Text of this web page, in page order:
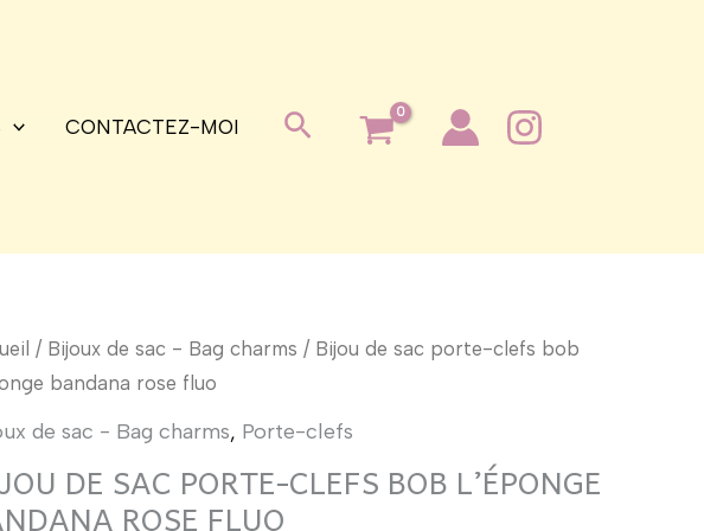
CONTACTEZ-MOI Rechercher
/ Bijoux de sac - Bag charms / Bijou de sac porte-clefs bob
bandana rose fluo
de sac - Bag charms, Porte-clefs
DE SAC PORTE-CLEFS BOB L’ÉPONGE
ROSE FLUO